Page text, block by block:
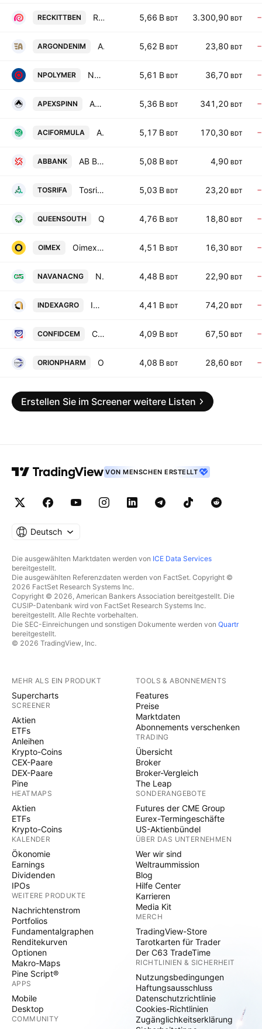
RECKITTBEN Reckitt Benckiser (Bangladesh) PLC 5,66 B BDT 3.300,90 BDT
ARGONDENIM Argon Denims Ltd. 5,62 B BDT 23,80 BDT
NPOLYMER National Polymer Industries PLC 5,61 B BDT 36,70 BDT
APEXSPINN Apex Spinning and Knitting Mills Ltd. 5,36 B BDT 341,20 BDT
ACIFORMULA ACI Formulations PLC 5,17 B BDT 170,30 BDT
ABBANK AB Bank PLC 5,08 B BDT 4,90 BDT
TOSRIFA Tosrifa Industries PLC 5,03 B BDT 23,20 BDT
QUEENSOUTH 4,76 B BDT 18,80 BDT
OIMEX Oimex Electrode Ltd. 4,51 B BDT 16,30 BDT
NAVANACNG Navana CNG Limited 4,48 B BDT 22,90 BDT
INDEXAGRO Index Agro Industries Ltd 4,41 B BDT 74,20 BDT
CONFIDCEM Confidence Cement PLC 4,09 B BDT 67,50 BDT
ORIONPHARM 4,08 B BDT 28,60 BDT
Erstellen Sie im Screener weitere Listen
VON MENSCHEN ERSTELLT
Deutsch
Die ausgewählten Marktdaten werden von ICE Data Services
bereitgestellt.
Die ausgewählten Referenzdaten werden von FactSet. Copyright ©
2026 FactSet Research Systems Inc.
Copyright © 2026, American Bankers Association bereitgestellt. Die
CUSIP-Datenbank wird von FactSet Research Systems Inc.
bereitgestellt. Alle Rechte vorbehalten.
Die SEC-Einreichungen und sonstigen Dokumente werden von Quartr
bereitgestellt.
© 2026 TradingView, Inc.
MEHR ALS EIN PRODUKT
Supercharts
SCREENER
Aktien
ETFs
Anleihen
Krypto-Coins
CEX-Paare
DEX-Paare
Pine
HEATMAPS
Aktien
ETFs
Krypto-Coins
KALENDER
Ökonomie
Earnings
Dividenden
IPOs
WEITERE PRODUKTE
Nachrichtenstrom
Portfolios
Fundamentalgraphen
Renditekurven
Optionen
Makro-Maps
Pine Script®
APPS
Mobile
Desktop
COMMUNITY
TOOLS & ABONNEMENTS
Features
Preise
Marktdaten
Abonnements verschenken
TRADING
Übersicht
Broker
Broker-Vergleich
The Leap
SONDERANGEBOTE
Futures der CME Group
Eurex-Termingeschäfte
US-Aktienbündel
ÜBER DAS UNTERNEHMEN
Wer wir sind
Weltraummission
Blog
Hilfe Center
Karrieren
Media Kit
MERCH
TradingView-Store
Tarotkarten für Trader
Der C63 TradeTime
RICHTLINIEN & SICHERHEIT
Nutzungsbedingungen
Haftungsausschluss
Datenschutzrichtlinie
Cookies-Richtlinien
Zugänglichkeitserklärung